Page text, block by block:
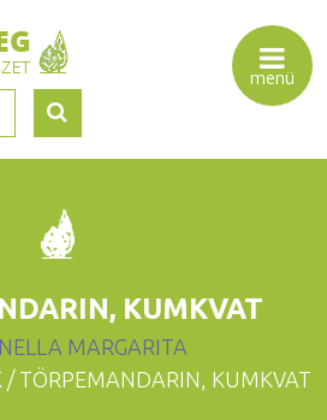
KUMKVAT
MARGARITA
/ TÖRPEMANDARIN, KUMKVAT